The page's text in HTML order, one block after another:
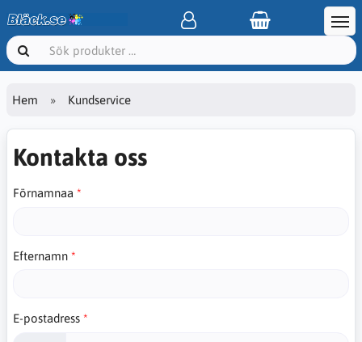
Hem Kundservice
Kontakta oss
Förnamnaa
Efternamn
E-postadress